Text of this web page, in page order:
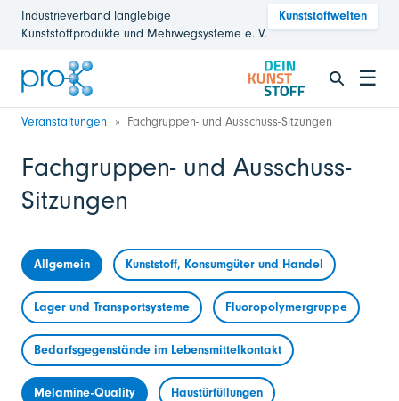
Industrieverband langlebige
Kunststoffprodukte und Mehrwegsysteme e. V.
Kunststoffwelten
☰
Veranstaltungen Fachgruppen- und Ausschuss-Sitzungen
Fachgruppen- und Ausschuss-
Sitzungen
Allgemein Kunststoff, Konsumgüter und Handel
Lager und Transportsysteme Fluoropolymergruppe
Bedarfsgegenstände im Lebensmittelkontakt
Melamine-Quality Haustürfüllungen